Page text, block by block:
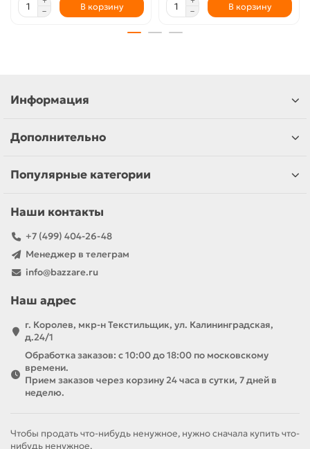
В корзину В корзину
Информация
Дополнительно
Популярные категории
Наши контакты
+7 (499) 404-26-48
Менеджер в телеграм
info@bazzare.ru
Наш адрес
г. Королев, мкр-н Текстильщик, ул. Калининградская,
д.24/1
Обработка заказов: с 10:00 до 18:00 по московскому
времени.
Прием заказов через корзину 24 часа в сутки, 7 дней в
неделю.
Чтобы продать что-нибудь ненужное, нужно сначала купить что-
нибудь ненужное.